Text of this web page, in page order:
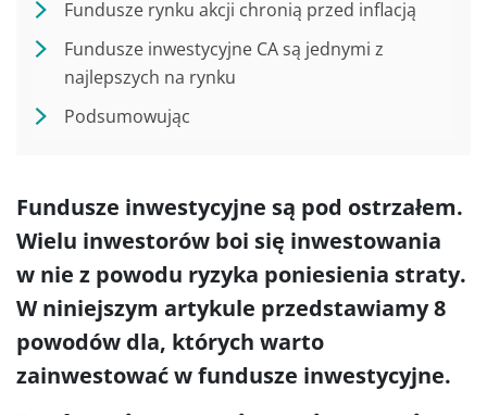
Fundusze rynku akcji chronią przed inflacją
Fundusze inwestycyjne CA są jednymi z
najlepszych na rynku
Podsumowując
Fundusze inwestycyjne są pod ostrzałem.
Wielu inwestorów boi się inwestowania
w nie z powodu ryzyka poniesienia straty.
W niniejszym artykule przedstawiamy 8
powodów dla, których warto
zainwestować w fundusze inwestycyjne.